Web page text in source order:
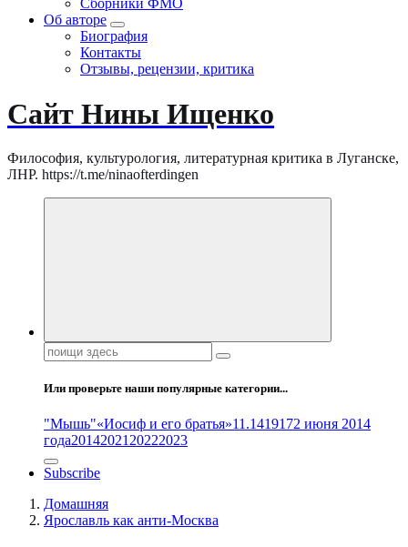
Сборники ФМО
Об авторе
Биография
Контакты
Отзывы, рецензии, критика
Сайт Нины Ищенко
Философия, культурология, литературная критика в Луганске,
ЛНР. https://t.me/ninaofterdingen
Поиск:
Или проверьте наши популярные категории...
"Мышь"«Иосиф и его братья»11.1419172 июня 2014
года2014202120222023
Subscribe
Домашняя
Ярославль как анти-Москва